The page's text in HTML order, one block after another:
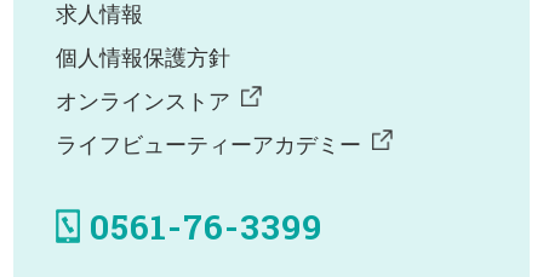
求人情報
個人情報保護方針
オンラインストア
ライフビューティーアカデミー
0561-76-3399